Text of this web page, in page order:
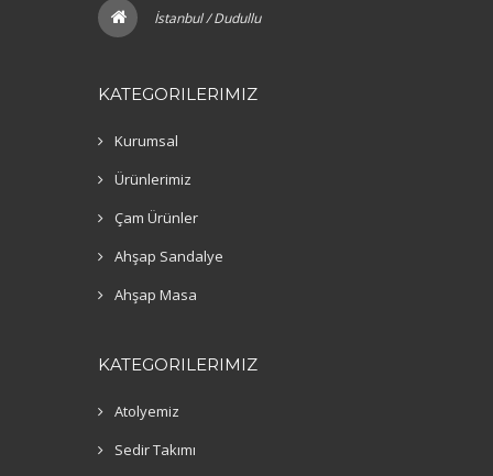
İstanbul / Dudullu
KATEGORILERIMIZ
Kurumsal
Ürünlerimiz
Çam Ürünler
Ahşap Sandalye
Ahşap Masa
KATEGORILERIMIZ
Atolyemiz
Sedir Takımı